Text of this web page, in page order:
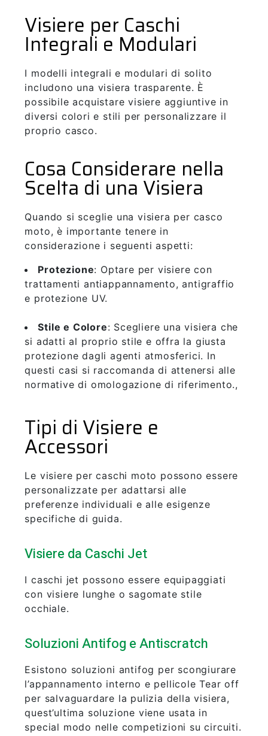
Visiere per Caschi
Integrali e Modulari
I modelli integrali e modulari di solito
includono una visiera trasparente. È
possibile acquistare visiere aggiuntive in
diversi colori e stili per personalizzare il
proprio casco.
Cosa Considerare nella
Scelta di una Visiera
Quando si sceglie una visiera per casco
moto, è importante tenere in
considerazione i seguenti aspetti:
Protezione: Optare per visiere con
trattamenti antiappannamento, antigraffio
e protezione UV.
Stile e Colore: Scegliere una visiera che
si adatti al proprio stile e offra la giusta
protezione dagli agenti atmosferici. In
questi casi si raccomanda di attenersi alle
normative di omologazione di riferimento.,
Tipi di Visiere e
Accessori
Le visiere per caschi moto possono essere
personalizzate per adattarsi alle
preferenze individuali e alle esigenze
specifiche di guida.
Visiere da Caschi Jet
I caschi jet possono essere equipaggiati
con visiere lunghe o sagomate stile
occhiale.
Soluzioni Antifog e Antiscratch
Esistono soluzioni antifog per scongiurare
l’appannamento interno e pellicole Tear off
per salvaguardare la pulizia della visiera,
quest’ultima soluzione viene usata in
special modo nelle competizioni su circuiti.